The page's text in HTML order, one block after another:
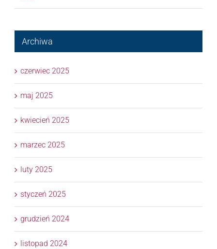
Archiwa
czerwiec 2025
maj 2025
kwiecień 2025
marzec 2025
luty 2025
styczeń 2025
grudzień 2024
listopad 2024